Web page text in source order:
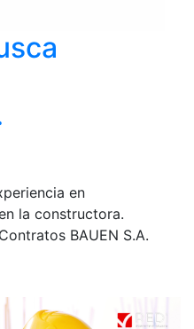
en
la constructora.
BAUEN S.A.